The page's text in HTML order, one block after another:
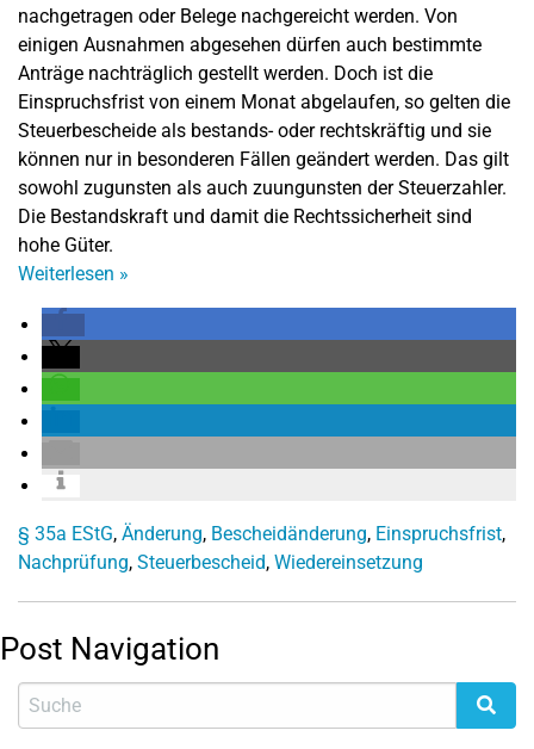
nachgetragen oder Belege nachgereicht werden. Von
einigen Ausnahmen abgesehen dürfen auch bestimmte
Anträge nachträglich gestellt werden. Doch ist die
Einspruchsfrist von einem Monat abgelaufen, so gelten die
Steuerbescheide als bestands- oder rechtskräftig und sie
können nur in besonderen Fällen geändert werden. Das gilt
sowohl zugunsten als auch zuungunsten der Steuerzahler.
Die Bestandskraft und damit die Rechtssicherheit sind
hohe Güter.
Weiterlesen »
§ 35a EStG, Änderung, Bescheidänderung, Einspruchsfrist,
Nachprüfung, Steuerbescheid, Wiedereinsetzung
Post Navigation